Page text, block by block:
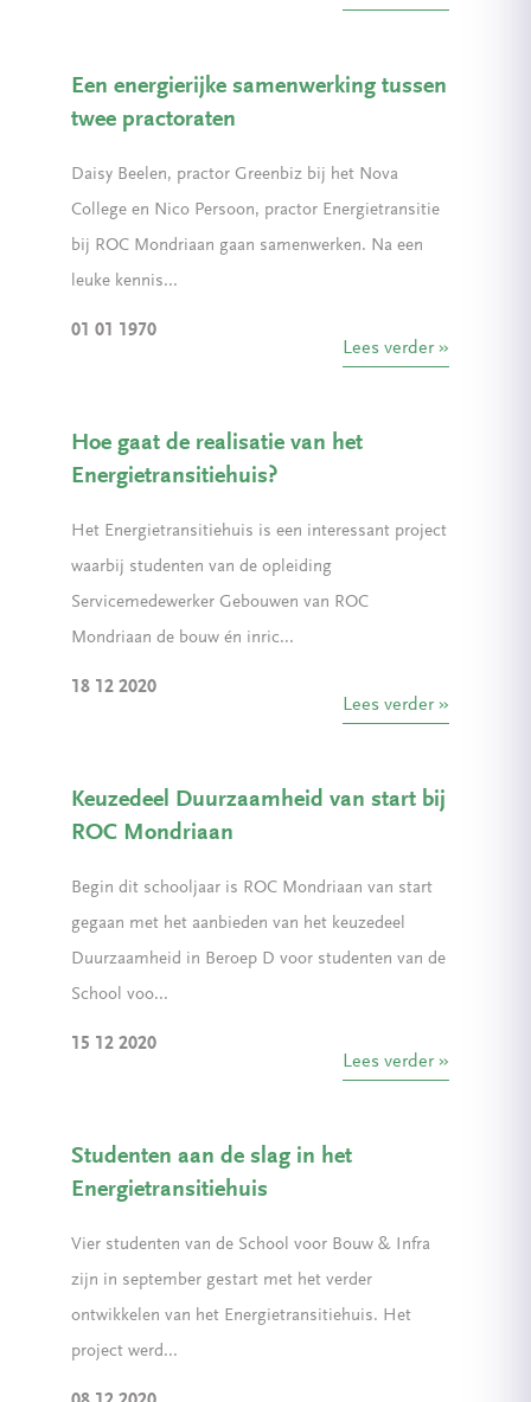
Een energierijke samenwerking tussen
twee practoraten
Daisy Beelen, practor Greenbiz bij het Nova
College en Nico Persoon, practor Energietransitie
bij ROC Mondriaan gaan samenwerken. Na een
leuke kennis...
01 01 1970
Lees verder
Hoe gaat de realisatie van het
Energietransitiehuis?
Het Energietransitiehuis is een interessant project
waarbij studenten van de opleiding
Servicemedewerker Gebouwen van ROC
Mondriaan de bouw én inric...
18 12 2020
Lees verder
Keuzedeel Duurzaamheid van start bij
ROC Mondriaan
Begin dit schooljaar is ROC Mondriaan van start
gegaan met het aanbieden van het keuzedeel
Duurzaamheid in Beroep D voor studenten van de
School voo...
15 12 2020
Lees verder
Studenten aan de slag in het
Energietransitiehuis
Vier studenten van de School voor Bouw & Infra
zijn in september gestart met het verder
ontwikkelen van het Energietransitiehuis. Het
project werd...